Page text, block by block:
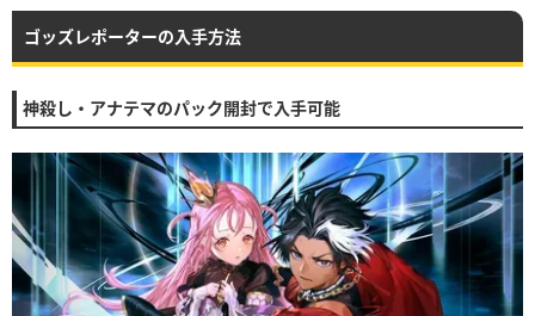
ゴッズレポーターの入手方法
神殺し・アナテマのパック開封で入手可能